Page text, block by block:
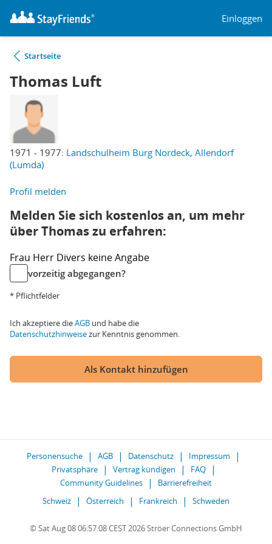
Einloggen
Startseite
Thomas Luft
1971 - 1977: Landschulheim Burg Nordeck, Allendorf
(Lumda)
Profil melden
Melden Sie sich kostenlos an, um mehr
über Thomas zu erfahren:
Frau Herr Divers keine Angabe
vorzeitig abgegangen?
* Pflichtfelder
Ich akzeptiere dieAGB und habe die
Datenschutzhinweisezur Kenntnis genommen.
Als Kontakt hinzufügen
Personensuche AGB Datenschutz
Impressum
Privatsphäre
Vertrag kündigen
FAQ
Community Guidelines
Barrierefreiheit
Schweiz
Österreich Frankreich Schweden
© Sat Aug 08 06:57:08 CEST 2026 Ströer Connections GmbH